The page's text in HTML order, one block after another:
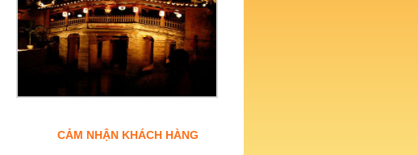
CẢM NHẬN KHÁCH HÀNG